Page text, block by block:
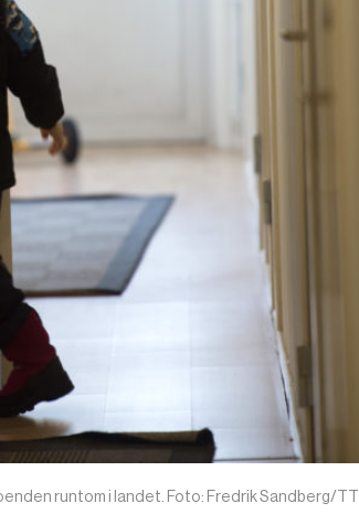
runtom i landet. Foto: Fredrik Sandberg/TT